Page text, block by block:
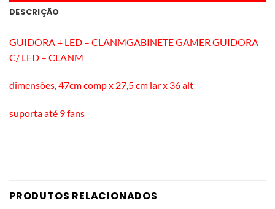
DESCRIÇÃO
GUIDORA + LED – CLANMGABINETE GAMER GUIDORA
C/ LED – CLANM
dimensões, 47cm comp x 27,5 cm lar x 36 alt
suporta até 9 fans
PRODUTOS RELACIONADOS